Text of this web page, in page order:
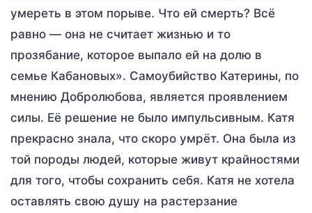
умереть в этом порыве. Что ей смерть? Всё
равно — она не считает жизнью и то
прозябание, которое выпало ей на долю в
семье Кабановых». Самоубийство Катерины, по
мнению Добролюбова, является проявлением
силы. Её решение не было импульсивным. Катя
прекрасно знала, что скоро умрёт. Она была из
той породы людей, которые живут крайностями
для того, чтобы сохранить себя. Катя не хотела
оставлять свою душу на растерзание